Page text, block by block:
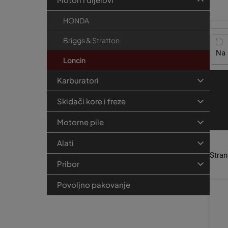
k
HONDA
Briggs & Stratton
Loncin
Karburatori
Skidači kore i freze
Motorne pile
Alati
Pribor
Povoljno pakovanje
Na
s
p
o
i
z
o
d